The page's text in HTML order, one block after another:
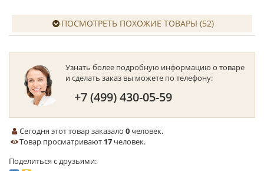
ПОСМОТРЕТЬ ПОХОЖИЕ ТОВАРЫ (52)
Узнать более подробную информацию о товаре
и сделать заказ вы можете по телефону:
+7 (499) 430-05-59
Сегодня этот товар заказало0 человек.
Товар просматривают 17 человек.
Поделиться с друзьями: